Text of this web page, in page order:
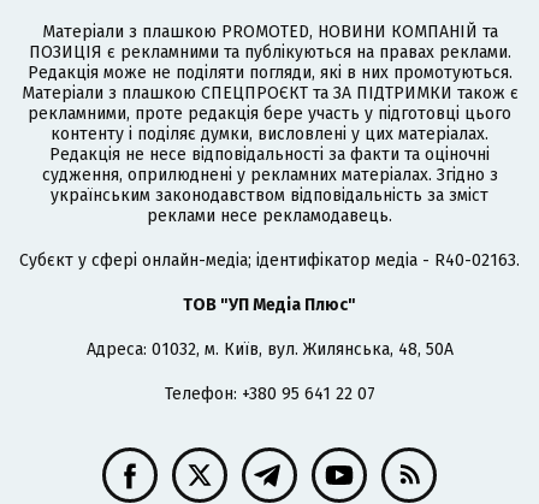
Матеріали з плашкою PROMOTED, НОВИНИ КОМПАНІЙ та
ПОЗИЦІЯ є рекламними та публікуються на правах реклами.
Редакція може не поділяти погляди, які в них промотуються.
Матеріали з плашкою СПЕЦПРОЄКТ та ЗА ПІДТРИМКИ також є
рекламними, проте редакція бере участь у підготовці цього
контенту і поділяє думки, висловлені у цих матеріалах.
Редакція не несе відповідальності за факти та оціночні
судження, оприлюднені у рекламних матеріалах. Згідно з
українським законодавством відповідальність за зміст
реклами несе рекламодавець.
Cубєкт у сфері онлайн-медіа; ідентифікатор медіа - R40-02163.
ТОВ "УП Медіа Плюс"
Адреса: 01032, м. Київ, вул. Жилянська, 48, 50А
Телефон: +380 95 641 22 07